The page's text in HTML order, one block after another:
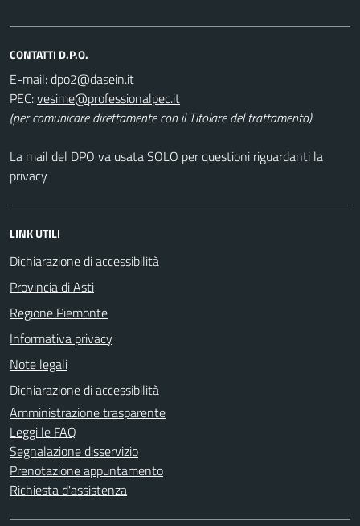
CONTATTI D.P.O.
E-mail:
PEC:
(per comunicare direttamente con il Titolare del trattamento)
La mail del DPO va usata SOLO per questioni riguardanti la
privacy
LINK UTILI
Dichiarazione di accessibilità
Provincia di Asti
Regione Piemonte
Informativa privacy
Note legali
Dichiarazione di accessibilità
Amministrazione trasparente
Leggi le FAQ
Segnalazione disservizio
Prenotazione appuntamento
Richiesta d'assistenza